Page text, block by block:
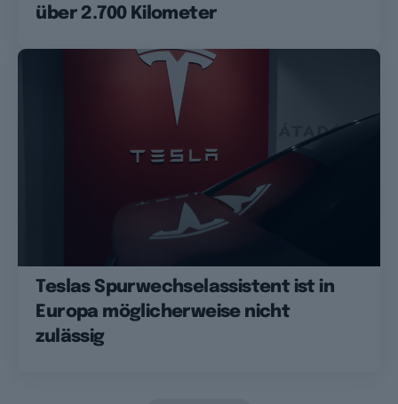
über 2.700 Kilometer
Teslas Spurwechselassistent ist in
Europa möglicherweise nicht
zulässig